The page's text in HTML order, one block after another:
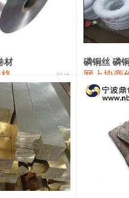
17,000—18,000
18,900—19,100
袋装) 18,000—18,200
60,000—82,000
9,300—9,500
9,600—9,800
10,300—10,500
14,100—14,300
材
弘达 网上协商